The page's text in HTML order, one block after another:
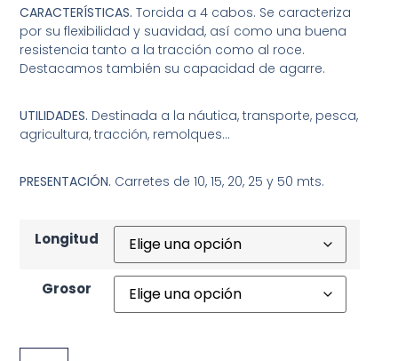
CARACTERÍSTICAS.Torcida a 4 cabos. Se caracteriza
por su flexibilidad y suavidad, así como una buena
resistencia tanto a la tracción como al roce.
Destacamos también su capacidad de agarre.
UTILIDADES. Destinada a la náutica, transporte, pesca,
agricultura, tracción, remolques…
PRESENTACIÓN. Carretes de 10, 15, 20, 25 y 50 mts.
Longitud
Grosor